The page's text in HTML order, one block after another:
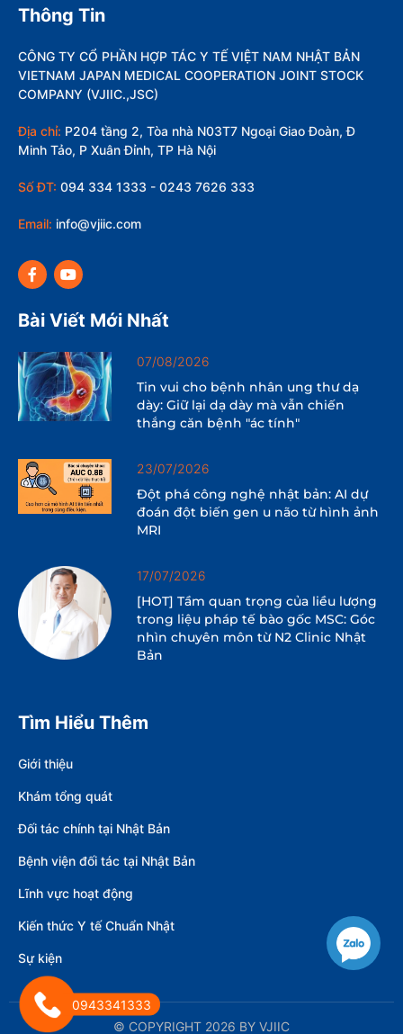
Thông Tin
CÔNG TY CỔ PHẦN HỢP TÁC Y TẾ VIỆT NAM NHẬT BẢN
VIETNAM JAPAN MEDICAL COOPERATION JOINT STOCK
COMPANY (VJIIC.,JSC)
Địa chỉ: P204 tầng 2, Tòa nhà N03T7 Ngoại Giao Đoàn, Đ
Minh Tảo, P Xuân Đỉnh, TP Hà Nội
Số ĐT: 094 334 1333 - 0243 7626 333
Email: info@vjiic.com
Bài Viết Mới Nhất
07/08/2026
Tin vui cho bệnh nhân ung thư dạ
dày: Giữ lại dạ dày mà vẫn chiến
thắng căn bệnh "ác tính"
23/07/2026
Đột phá công nghệ nhật bản: AI dự
đoán đột biến gen u não từ hình ảnh
MRI
17/07/2026
[HOT] Tầm quan trọng của liều lượng
trong liệu pháp tế bào gốc MSC: Góc
nhìn chuyên môn từ N2 Clinic Nhật
Bản
Tìm Hiểu Thêm
Giới thiệu
Khám tổng quát
Đối tác chính tại Nhật Bản
Bệnh viện đối tác tại Nhật Bản
Lĩnh vực hoạt động
Kiến thức Y tế Chuẩn Nhật
Sự kiện
© COPYRIGHT 2026 BY VJIIC
0943341333